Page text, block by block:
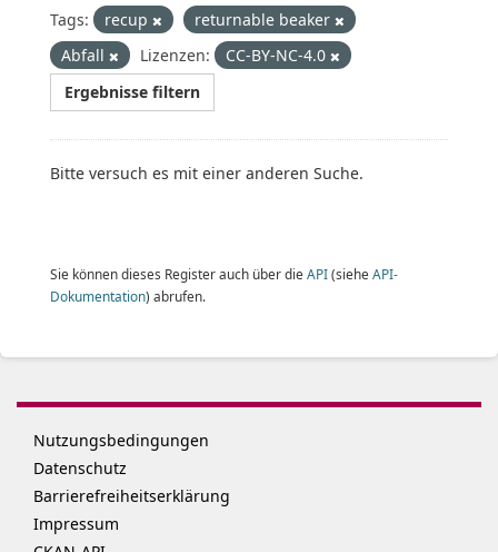
Tags: recup
returnable beaker
Abfall
Lizenzen:
CC-BY-NC-4.0
Ergebnisse filtern
Bitte versuch es mit einer anderen Suche.
Sie können dieses Register auch über die API(siehe API-
Dokumentation) abrufen.
Nutzungsbedingungen
Datenschutz
Barrierefreiheitserklärung
Impressum